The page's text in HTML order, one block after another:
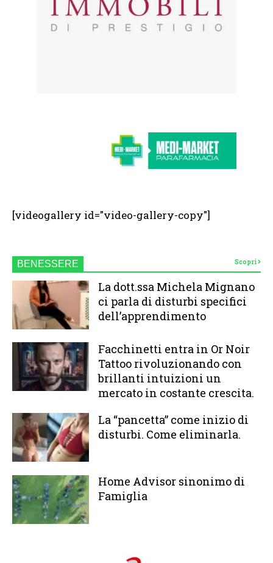
[videogallery id="video-gallery-copy"]
BENESSERE Scopri
La dott.ssa Michela Mignano
ci parla di disturbi specifici
dell’apprendimento
Facchinetti entra in Or Noir
Tattoo rivoluzionando con
brillanti intuizioni un
mercato in costante crescita.
La “pancetta” come inizio di
disturbi. Come eliminarla.
Home Advisor sinonimo di
Famiglia